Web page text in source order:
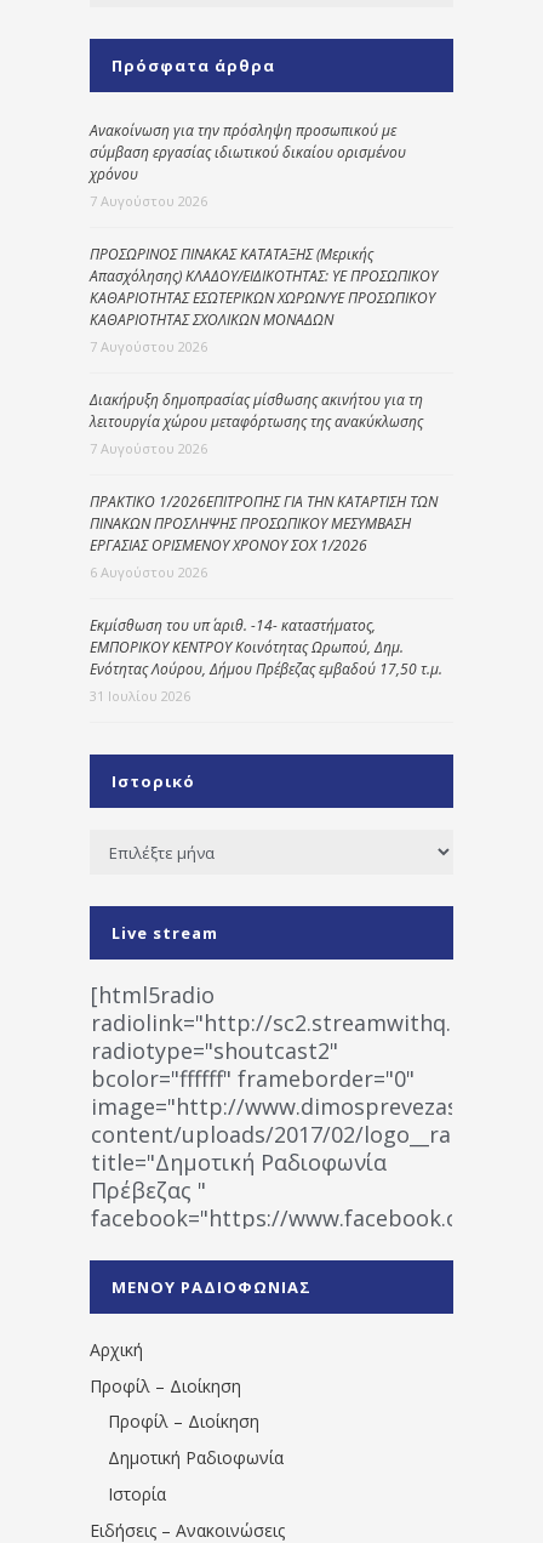
Πρόσφατα άρθρα
Ανακοίνωση για την πρόσληψη προσωπικού με
σύμβαση εργασίας ιδιωτικού δικαίου ορισμένου
χρόνου
7 Αυγούστου 2026
ΠΡΟΣΩΡΙΝΟΣ ΠΙΝΑΚΑΣ ΚΑΤΑΤΑΞΗΣ (Μερικής
Απασχόλησης) ΚΛΑΔΟΥ/ΕΙΔΙΚΟΤΗΤΑΣ: ΥΕ ΠΡΟΣΩΠΙΚΟΥ
ΚΑΘΑΡΙΟΤΗΤΑΣ ΕΣΩΤΕΡΙΚΩΝ ΧΩΡΩΝ/ΥΕ ΠΡΟΣΩΠΙΚΟΥ
ΚΑΘΑΡΙΟΤΗΤΑΣ ΣΧΟΛΙΚΩΝ ΜΟΝΑΔΩΝ
7 Αυγούστου 2026
Διακήρυξη δημοπρασίας μίσθωσης ακινήτου για τη
λειτουργία χώρου μεταφόρτωσης της ανακύκλωσης
7 Αυγούστου 2026
ΠΡΑΚΤΙΚΟ 1/2026ΕΠΙΤΡΟΠΗΣ ΓΙΑ ΤΗΝ ΚΑΤΑΡΤΙΣΗ ΤΩΝ
ΠΙΝΑΚΩΝ ΠΡΟΣΛΗΨΗΣ ΠΡΟΣΩΠΙΚΟΥ ΜΕΣΥΜΒΑΣΗ
ΕΡΓΑΣΙΑΣ ΟΡΙΣΜΕΝΟΥ ΧΡΟΝΟΥ ΣΟΧ 1/2026
6 Αυγούστου 2026
Εκμίσθωση του υπ΄ αριθ. -14- καταστήματος,
ΕΜΠΟΡΙΚΟΥ ΚΕΝΤΡΟΥ Κοινότητας Ωρωπού, Δημ.
Ενότητας Λούρου, Δήμου Πρέβεζας εμβαδού 17,50 τ.μ.
31 Ιουλίου 2026
Ιστορικό
Ιστορικό
Live stream
[html5radio
radiolink="http://
radiotype="shoutcast2"
bcolor="ffffff" frameborder="0"
image="http://www.dimosprevezas.gr/wp-
content/uploads/2017/02/
title="Δημοτική Ραδιοφωνία
Πρέβεζας "
facebook="https://www.facebook.com/
1531194763766854/" artist="" ]
ΜΕΝΟΥ ΡΑΔΙΟΦΩΝΙΑΣ
Αρχική
Προφίλ – Διοίκηση
Προφίλ – Διοίκηση
Δημοτική Ραδιοφωνία
Ιστορία
Ειδήσεις – Ανακοινώσεις